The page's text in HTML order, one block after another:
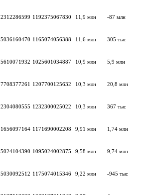
2312286599 1192375067830 11,9 млн -87 млн
5036160470 1165074056388 11,6 млн 305 тыс
5610071932 1025601034887 10,9 млн 5,9 млн
7708377261 1207700125632 10,3 млн 20,8 млн
2304080555 1232300025022 10,3 млн 367 тыс
1656097164 1171690002208 9,91 млн 1,74 млн
5024104390 1095024002875 9,58 млн 9,74 млн
5030092512 1175074015346 9,22 млн -945 тыс